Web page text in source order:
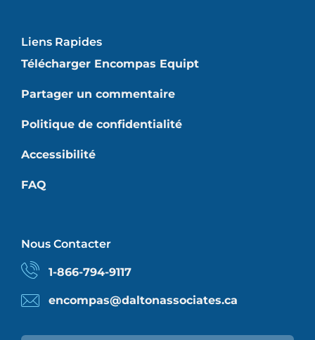
Liens Rapides
Télécharger Encompas Equipt
Partager un commentaire
Politique de confidentialité
Accessibilité
FAQ
Nous Contacter
1-866-794-9117
encompas@daltonassociates.ca